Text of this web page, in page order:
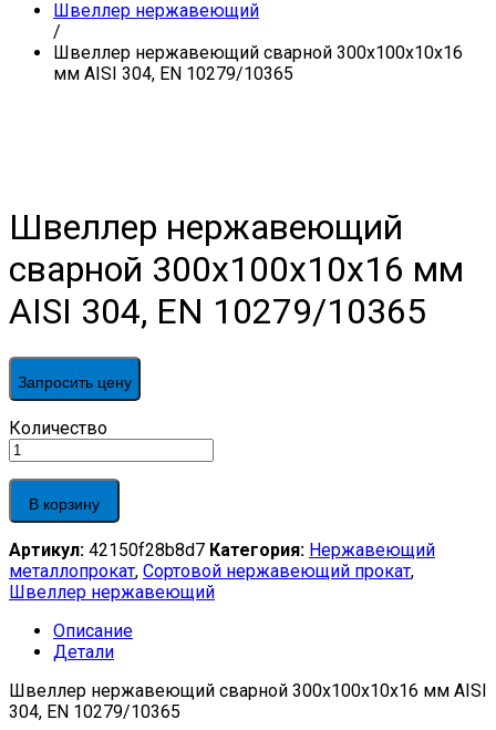
Швеллер нержавеющий
/
Швеллер нержавеющий сварной 300х100х10х16
мм AISI 304, EN 10279/10365
Швеллер нержавеющий
сварной 300х100х10х16 мм
AISI 304, EN 10279/10365
Запросить цену
Швеллер
нержавеющий
сварной
300х100х10х16
мм
304,
EN
10279/10365
Количество
В корзину
Артикул: 42150f28b8d7 Категория: Нержавеющий
металлопрокат, Сортовой нержавеющий прокат,
Швеллер нержавеющий
Описание
Детали
Швеллер нержавеющий сварной 300х100х10х16 мм AISI
304, EN 10279/10365